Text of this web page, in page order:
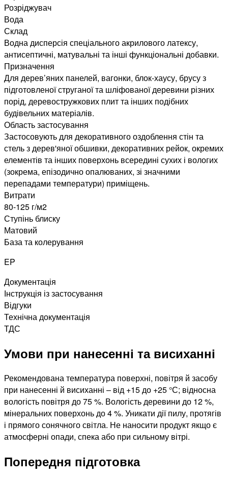
Розріджувач
Вода
Склад
Водна дисперсія спеціального акрилового латексу,
антисептичні, матувальні та інші функціональні добавки.
Призначення
Для дерев’яних панелей, вагонки, блок-хаусу, брусу з
підготовленої струганої та шліфованої деревини різних
порід, деревостружкових плит та інших подібних
будівельних матеріалів.
Область застосування
Застосовують для декоративного оздоблення стін та
стель з дерев'яної обшивки, декоративних рейок, окремих
елементів та інших поверхонь всередині сухих і вологих
(зокрема, епізодично опалюваних, зі значними
перепадами температури) приміщень.
Витрати
80-125 г/м2
Ступінь блиску
Матовий
База та колерування
EP
Документація
Інструкція із застосування
Відгуки
Технічна документація
ТДС
Умови при нанесенні та висиханні
Рекомендована температура поверхні, повітря й засобу
при нанесенні й висиханні – від +15 до +25 °С; відносна
вологість повітря до 75 %. Вологість деревини до 12 %,
мінеральних поверхонь до 4 %. Уникати дії пилу, протягів
і прямого сонячного світла. Не наносити продукт якщо є
атмосферні опади, спека або при сильному вітрі.
Попередня підготовка